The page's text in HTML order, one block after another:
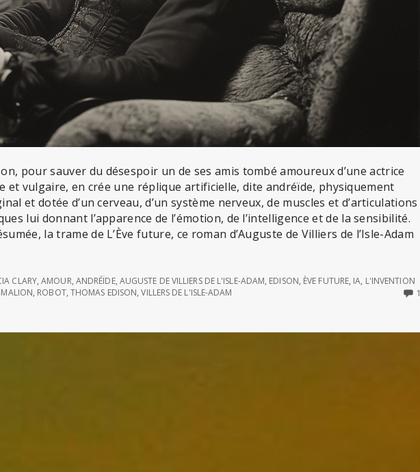
pour sauver du désespoir un de ses amis tombé amoureux d’une actrice
et vulgaire, en crée une réplique artificielle, dite andréïde, physiquement
et dotée d’un cerveau, d’un système nerveux, de muscles et d’articulations
lui donnant l’apparence de l’émotion, de l’intelligence et de la sensibilité.
la trame de L’Ève future, ce roman d’Auguste de Villiers de l’Isle-Adam
CLARY,AMOUR, ANDRÉÏDE, AUGUSTE DE VILLIERS DE L'ISLE-ADAM, EDISON, ÈVE FUTURE, IA, L'INVENTION
, ROBOT, THOMAS EDISON,VILLERS DE L'ISLE-ADAM 1